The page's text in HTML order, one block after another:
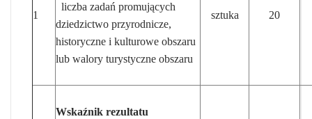
1
liczba zadań promujących
dziedzictwo przyrodnicze,
historyczne i kulturowe obszaru
lub walory turystyczne obszaru
sztuka 20
Wskaźnik rezultatu